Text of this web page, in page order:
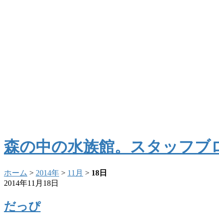
森の中の水族館。スタッフブ
ホーム > 2014年 > 11月 > 18日
2014年11月18日
だっぴ